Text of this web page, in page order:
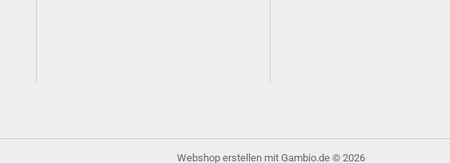
Webshop erstellenmit Gambio.de © 2026